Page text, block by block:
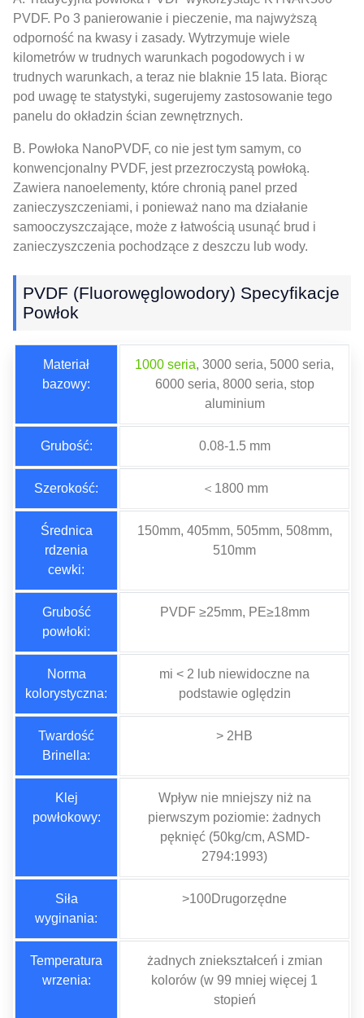
PVDF. Po 3 panierowanie i pieczenie, ma najwyższą
odporność na kwasy i zasady. Wytrzymuje wiele
kilometrów w trudnych warunkach pogodowych i w
trudnych warunkach, a teraz nie blaknie 15 lata. Biorąc
pod uwagę te statystyki, sugerujemy zastosowanie tego
panelu do okładzin ścian zewnętrznych.
B. Powłoka NanoPVDF, co nie jest tym samym, co
konwencjonalny PVDF, jest przezroczystą powłoką.
Zawiera nanoelementy, które chronią panel przed
zanieczyszczeniami, i ponieważ nano ma działanie
samooczyszczające, może z łatwością usunąć brud i
zanieczyszczenia pochodzące z deszczu lub wody.
PVDF (fluorowęglowodory) Specyfikacje
Powłok
Materiał
bazowy:
1000 seria, 3000 seria, 5000 seria,
6000 seria, 8000 seria, stop
aluminium
Grubość: 0.08-1.5 mm
Szerokość: ＜1800 mm
Średnica
rdzenia
cewki:
150mm, 405mm, 505mm, 508mm,
510mm
Grubość
powłoki:
PVDF ≥25mm, PE≥18mm
Norma
kolorystyczna:
mi < 2 lub niewidoczne na
podstawie oględzin
Twardość
Brinella:
> 2HB
Klej
powłokowy:
Wpływ nie mniejszy niż na
pierwszym poziomie: żadnych
pęknięć (50kg/cm, ASMD-
2794:1993)
Siła
wyginania:
>100Drugorzędne
Temperatura
wrzenia:
żadnych zniekształceń i zmian
kolorów (w 99 mniej więcej 1
stopień